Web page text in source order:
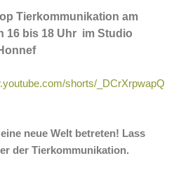
Tierkommunikation am
16 bis 18 Uhr im Studio
shorts/_DCrXrpwapQ
neue Welt betreten! Lass
der Tierkommunikation.